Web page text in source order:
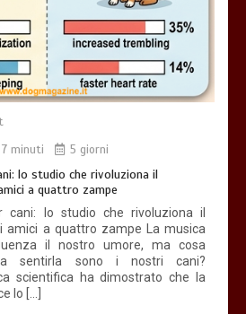
7 minuti 5 giorni
lo studio che rivoluziona il
a quattro zampe
cani: lo studio che rivoluziona il
amici a quattro zampe La musica
il nostro umore, ma cosa
a sentirla sono i nostri cani?
scientifica ha dimostrato che la
lo […]